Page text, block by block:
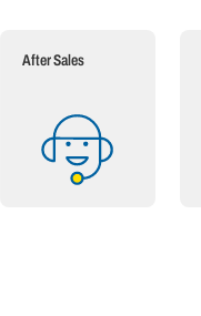
After Sales